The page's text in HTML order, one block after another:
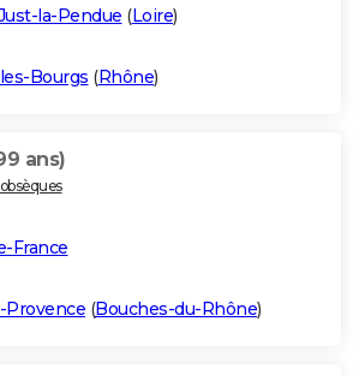
la-Pendue (Loire)
Bourgs (Rhône)
ans)
France
Provence (Bouches-du-Rhône)